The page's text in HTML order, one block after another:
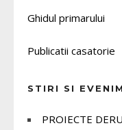
Ghidul primarului
Publicatii casatorie
STIRI SI
PROIECTE